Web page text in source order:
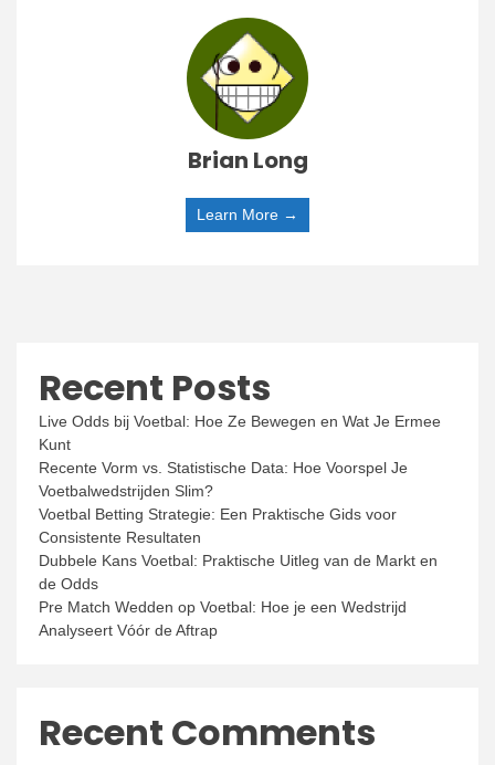
Brian Long
Learn More →
Recent Posts
Live Odds bij Voetbal: Hoe Ze Bewegen en Wat Je Ermee
Kunt
Recente Vorm vs. Statistische Data: Hoe Voorspel Je
Voetbalwedstrijden Slim?
Voetbal Betting Strategie: Een Praktische Gids voor
Consistente Resultaten
Dubbele Kans Voetbal: Praktische Uitleg van de Markt en
de Odds
Pre Match Wedden op Voetbal: Hoe je een Wedstrijd
Analyseert Vóór de Aftrap
Recent Comments